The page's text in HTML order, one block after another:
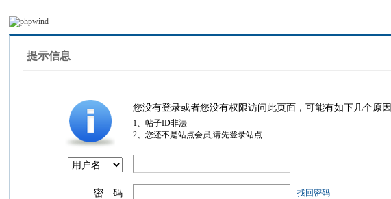
提示信息
您没有登录或者您没有权限访问此页面，可能有如下几个原因
1、帖子ID非法
2、您还不是站点会员,请先登录站点
密 码 找回密码